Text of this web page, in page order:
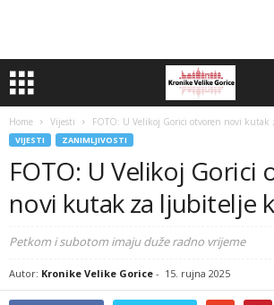
Home Vijesti FOTO: U Velikoj Gorici otvoren novi kutak
VIJESTI ZANIMLJIVOSTI
FOTO: U Velikoj Gorici
novi kutak za ljubitelje
Petkom i subotom imaju duže radno vrijeme
Autor: Kronike Velike Gorice - 15. rujna 2025